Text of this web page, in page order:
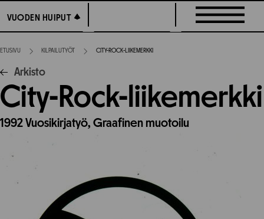
suoraan
sisältöön
VUODEN HUIPUT
VUODEN HUIPUT
ETUSIVU KILPAILUTYÖT CITY-ROCK-LIIKEMERKKI
Arkisto
City-Rock-liikemerkki
1992Vuosikirjatyö, Graafinen muotoilu